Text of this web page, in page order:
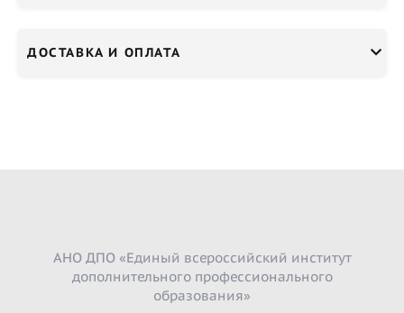
ДОСТАВКА И ОПЛАТА
АНО ДПО «Единый всероссийский институт
дополнительного профессионального
образования»